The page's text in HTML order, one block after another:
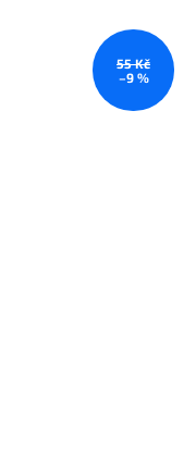
55 Kč
–9 %